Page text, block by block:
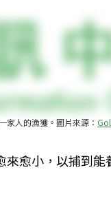
家人的漁獲。圖片來源：
愈小，以捕到